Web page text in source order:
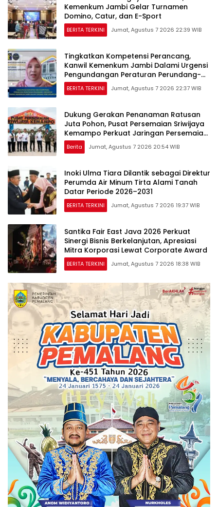
Kemenkum Jambi Gelar Turnamen
Domino, Catur, dan E-Sport
BERITA TERKINI Jumat, Agustus 7 2026 22:39 WIB
Tingkatkan Kompetensi Perancang,
Kanwil Kemenkum Jambi Dalami Urgensi
Pengundangan Peraturan Perundang-
undangan
BERITA TERKINI Jumat, Agustus 7 2026 22:37 WIB
Dukung Gerakan Penanaman Ratusan
Juta Pohon, Pusat Persemaian Sriwijaya
Kemampo Perkuat Jaringan Persemaian
Nasional*
Berita Jumat, Agustus 7 2026 20:54 WIB
Inoki Ulma Tiara Dilantik sebagai Direktur
Perumda Air Minum Tirta Alami Tanah
Datar Periode 2026–2031
BERITA TERKINI Jumat, Agustus 7 2026 19:37 WIB
Santika Fair East Java 2026 Perkuat
Sinergi Bisnis Berkelanjutan, Apresiasi
Mitra Korporasi Lewat Corporate Award
BERITA TERKINI Jumat, Agustus 7 2026 18:38 WIB